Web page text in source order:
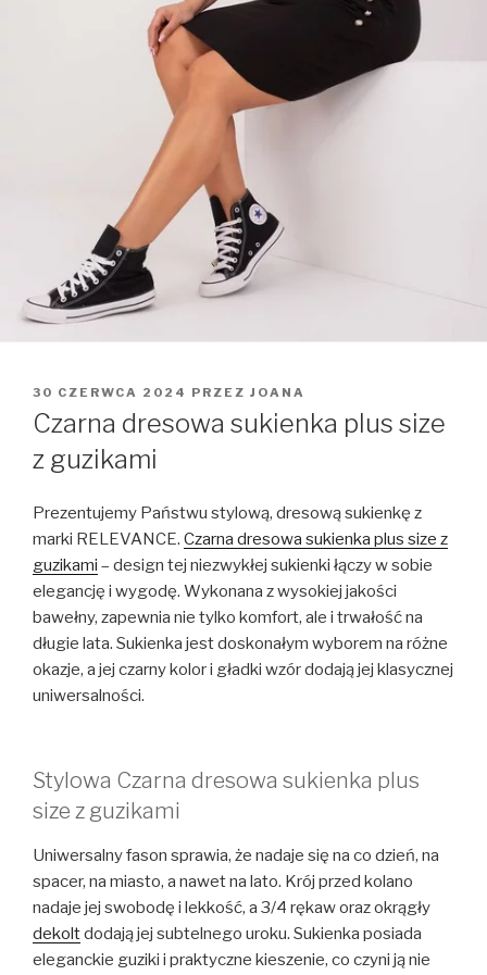
OPUBLIKOWANE
W
30 CZERWCA 2024 PRZEZ JOANA
Czarna dresowa sukienka plus size
z guzikami
Prezentujemy Państwu stylową, dresową sukienkę z
marki RELEVANCE. Czarna dresowa sukienka plus size z
guzikami – design tej niezwykłej sukienki łączy w sobie
elegancję i wygodę. Wykonana z wysokiej jakości
bawełny, zapewnia nie tylko komfort, ale i trwałość na
długie lata. Sukienka jest doskonałym wyborem na różne
okazje, a jej czarny kolor i gładki wzór dodają jej klasycznej
uniwersalności.
Stylowa Czarna dresowa sukienka plus
size z guzikami
Uniwersalny fason sprawia, że nadaje się na co dzień, na
spacer, na miasto, a nawet na lato. Krój przed kolano
nadaje jej swobodę i lekkość, a 3/4 rękaw oraz okrągły
dekoltdodają jej subtelnego uroku. Sukienka posiada
eleganckie guziki i praktyczne kieszenie, co czyni ją nie